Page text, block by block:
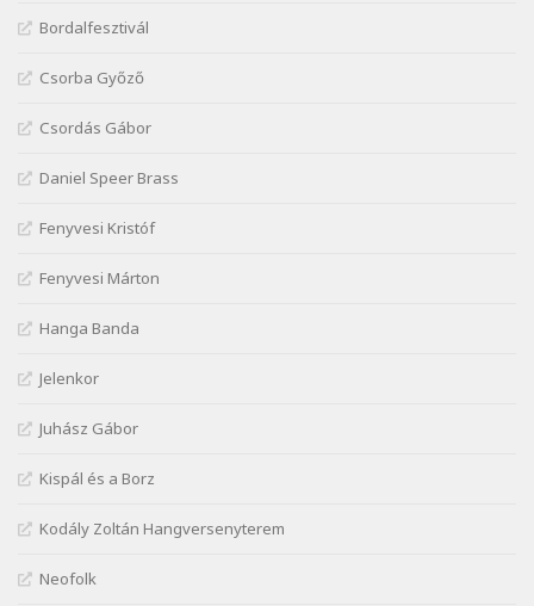
Szélkiáltó
török ellen hadba induló Mátyás királyért
Janus Pannonius: Névváltoztatásáról
Szélkiáltó
Szélkiáltó
József Attila: Hajad az ujjamé
József Attila: Jaj, majdnem
Szélkiáltó
Szélkiáltó
József Attila: Mióta elmentél
Bordalfesztivál
Csorba Győző
Csordás Gábor
Daniel Speer Brass
Fenyvesi Kristóf
Fenyvesi Márton
Hanga Banda
Jelenkor
Juhász Gábor
Kispál és a Borz
Kodály Zoltán Hangversenyterem
Neofolk